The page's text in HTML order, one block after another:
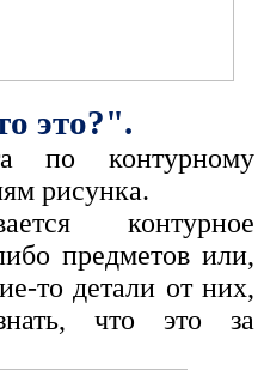
это?".
по контурному
рисунка.
контурное
предметов или,
то детали от них,
что это за